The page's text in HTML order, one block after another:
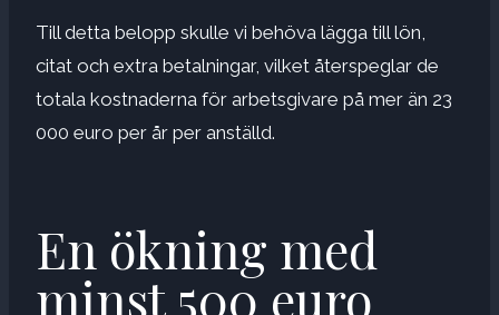
Till detta belopp skulle vi behöva lägga till lön,
citat och extra betalningar, vilket återspeglar de
totala kostnaderna för arbetsgivare på mer än 23
000 euro per år per anställd.
En ökning med
minst 500 euro